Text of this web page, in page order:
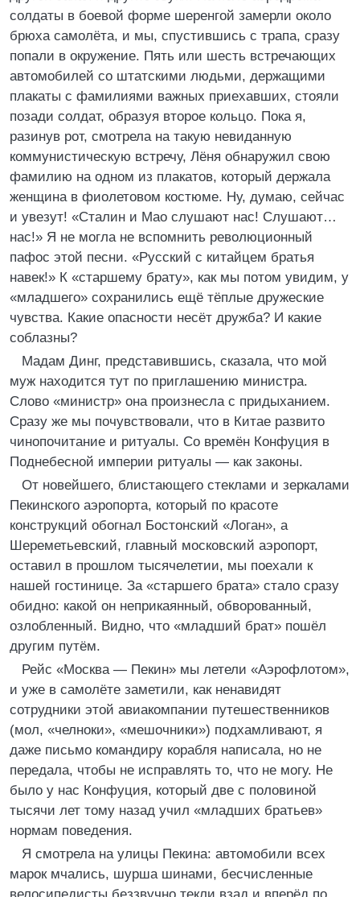
солдаты в боевой форме шеренгой замерли около
брюха самолёта, и мы, спустившись с трапа, сразу
попали в окружение. Пять или шесть встречающих
автомобилей со штатскими людьми, держащими
плакаты с фамилиями важных приехавших, стояли
позади солдат, образуя второе кольцо. Пока я,
разинув рот, смотрела на такую невиданную
коммунистическую встречу, Лёня обнаружил свою
фамилию на одном из плакатов, который держала
женщина в фиолетовом костюме. Ну, думаю, сейчас
и увезут! «Сталин и Мао слушают нас! Слушают…
нас!» Я не могла не вспомнить революционный
пафос этой песни. «Русский с китайцем братья
навек!» К «старшему брату», как мы потом увидим, у
«младшего» сохранились ещё тёплые дружеские
чувства. Какие опасности несёт дружба? И какие
соблазны?
Мадам Динг, представившись, сказала, что мой
муж находится тут по приглашению министра.
Слово «министр» она произнесла с придыханием.
Сразу же мы почувствовали, что в Китае развито
чинопочитание и ритуалы. Со времён Конфуция в
Поднебесной империи ритуалы — как законы.
От новейшего, блистающего стеклами и зеркалами
Пекинского аэропорта, который по красоте
конструкций обогнал Бостонский «Логан», а
Шереметьевский, главный московский аэропорт,
оставил в прошлом тысячелетии, мы поехали к
нашей гостинице. За «старшего брата» стало сразу
обидно: какой он неприкаянный, обворованный,
озлобленный. Видно, что «младший брат» пошёл
другим путём.
Рейс «Москва — Пекин» мы летели «Аэрофлотом»,
и уже в самолёте заметили, как ненавидят
сотрудники этой авиакомпании путешественников
(мол, «челноки», «мешочники») подхамливают, я
даже письмо командиру корабля написала, но не
передала, чтобы не исправлять то, что не могу. Не
было у нас Конфуция, который две с половиной
тысячи лет тому назад учил «младших братьев»
нормам поведения.
Я смотрела на улицы Пекина: автомобили всех
марок мчались, шурша шинами, бесчисленные